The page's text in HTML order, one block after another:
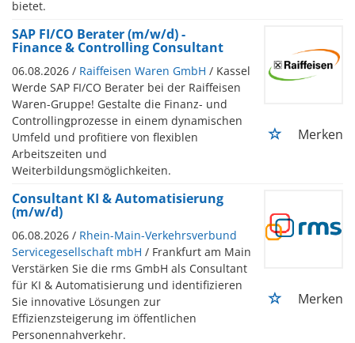
bietet.
SAP FI/CO Berater (m/w/d) -
Finance & Controlling Consultant
06.08.2026 / Raiffeisen Waren GmbH / Kassel
Werde SAP FI/CO Berater bei der Raiffeisen
Waren-Gruppe! Gestalte die Finanz- und
Controllingprozesse in einem dynamischen
Umfeld und profitiere von flexiblen
Arbeitszeiten und
Weiterbildungsmöglichkeiten.
Merken
Consultant KI & Automatisierung
(m/w/d)
06.08.2026 / Rhein-Main-Verkehrsverbund
Servicegesellschaft mbH / Frankfurt am Main
Verstärken Sie die rms GmbH als Consultant
für KI & Automatisierung und identifizieren
Sie innovative Lösungen zur
Effizienzsteigerung im öffentlichen
Personennahverkehr.
Merken